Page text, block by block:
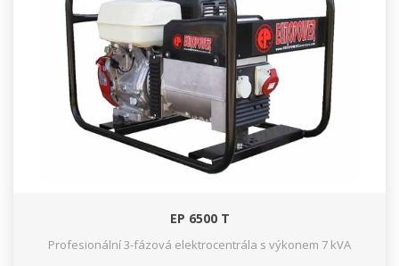
EP 6500 T
Profesionální 3-fázová elektrocentrála s výkonem 7 kVA